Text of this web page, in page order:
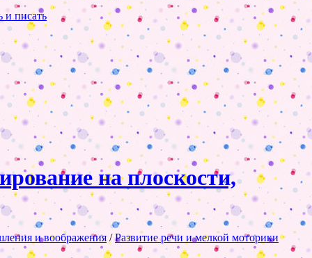
и писать
на плоскости,
и воображения /Развитие речи и мелкой моторики